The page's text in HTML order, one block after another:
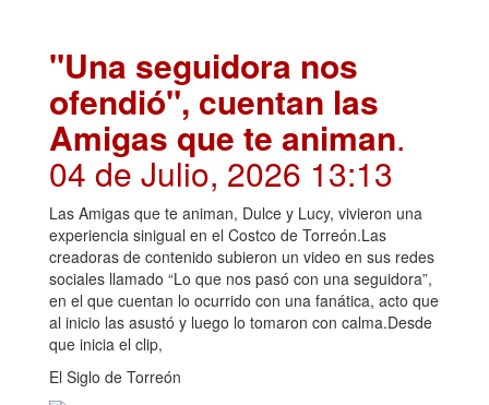
"Una seguidora nos
ofendió", cuentan las
Amigas que te animan.
04 de Julio, 2026 13:13
Las Amigas que te animan, Dulce y Lucy, vivieron una
experiencia sinigual en el Costco de Torreón.Las
creadoras de contenido subieron un video en sus redes
sociales llamado “Lo que nos pasó con una seguidora”,
en el que cuentan lo ocurrido con una fanática, acto que
al inicio las asustó y luego lo tomaron con calma.Desde
que inicia el clip,
El Siglo de Torreón